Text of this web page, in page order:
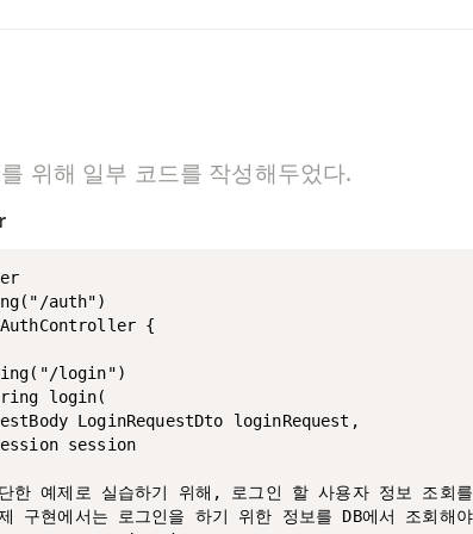
위해 일부 코드를 작성해두었다.
auth")
{
login")
login(
LoginRequestDto loginRequest,
session
예제로 실습하기 위해, 로그인 할 사용자 정보 조회를
구현에서는 로그인을 하기 위한 정보를 DB에서 조회해